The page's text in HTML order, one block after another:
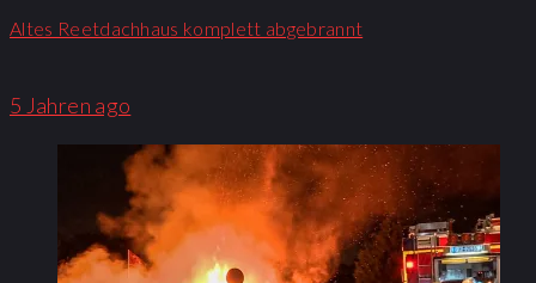
Altes Reetdachhaus komplett abgebrannt
5 Jahren ago